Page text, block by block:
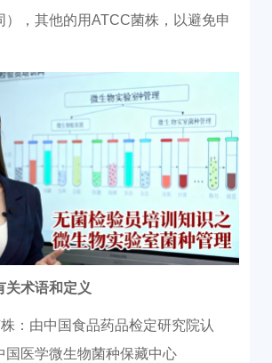
），其他的用ATCC菌株，以避免申
关术语和定义
：由中国食品药品检定研究院认
国医学微生物菌种保藏中心